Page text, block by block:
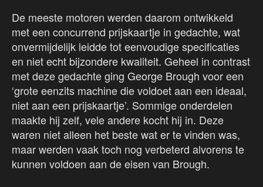
De meeste motoren werden daarom ontwikkeld
met een concurrend prijskaartje in gedachte, wat
onvermijdelijk leidde tot eenvoudige specificaties
en niet echt bijzondere kwaliteit. Geheel in contrast
met deze gedachte ging George Brough voor een
‘grote eenzits machine die voldoet aan een ideaal,
niet aan een prijskaartje’. Sommige onderdelen
maakte hij zelf, vele andere kocht hij in. Deze
waren niet alleen het beste wat er te vinden was,
maar werden vaak toch nog verbeterd alvorens te
kunnen voldoen aan de eisen van Brough.